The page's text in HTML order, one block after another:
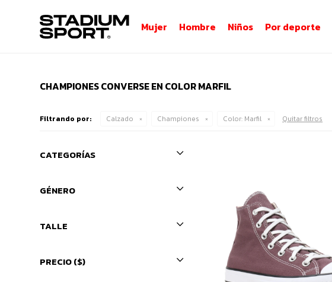
Mujer Hombre Niños Por deporte
CHAMPIONES CONVERSE EN COLOR MARFIL
Filtrando por: Calzado Championes Color: Marfil Quitar filtros
CATEGORÍAS
GÉNERO
TALLE
PRECIO($)